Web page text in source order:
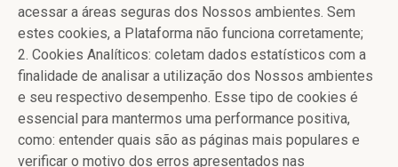
acessar a áreas seguras dos Nossos ambientes. Sem
estes cookies, a Plataforma não funciona corretamente;
2. Cookies Analíticos: coletam dados estatísticos com a
finalidade de analisar a utilização dos Nossos ambientes
e seu respectivo desempenho. Esse tipo de cookies é
essencial para mantermos uma performance positiva,
como: entender quais são as páginas mais populares e
verificar o motivo dos erros apresentados nas